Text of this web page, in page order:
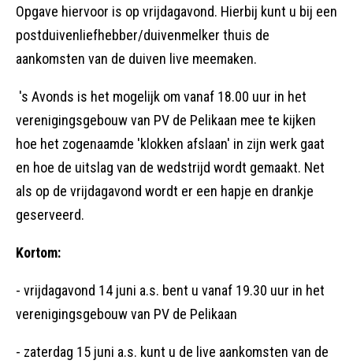
Opgave hiervoor is op vrijdagavond. Hierbij kunt u bij een
postduivenliefhebber/duivenmelker thuis de
aankomsten van de duiven live meemaken.
's Avonds is het mogelijk om vanaf 18.00 uur in het
verenigingsgebouw van PV de Pelikaan mee te kijken
hoe het zogenaamde 'klokken afslaan' in zijn werk gaat
en hoe de uitslag van de wedstrijd wordt gemaakt. Net
als op de vrijdagavond wordt er een hapje en drankje
geserveerd.
Kortom:
- vrijdagavond 14 juni a.s. bent u vanaf 19.30 uur in het
verenigingsgebouw van PV de Pelikaan
- zaterdag 15 juni a.s. kunt u de live aankomsten van de